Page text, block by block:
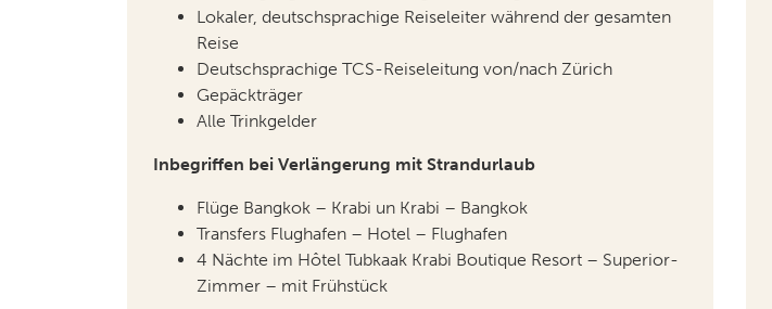
Lokaler, deutschsprachige Reiseleiter während der gesamten
Reise
Deutschsprachige TCS-Reiseleitung von/nach Zürich
Gepäckträger
Alle Trinkgelder
Inbegriffen bei Verlängerung mit Strandurlaub
Flüge Bangkok – Krabi un Krabi – Bangkok
Transfers Flughafen – Hotel – Flughafen
4 Nächte im Hôtel Tubkaak Krabi Boutique Resort – Superior-
Zimmer – mit Frühstück